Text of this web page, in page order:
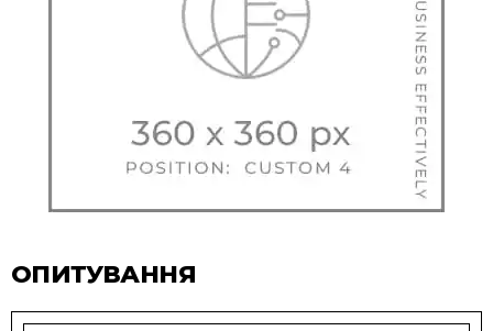
ОПИТУВАННЯ